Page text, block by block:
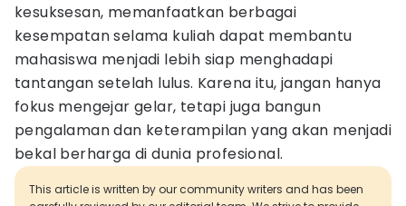
kesuksesan, memanfaatkan berbagai
kesempatan selama kuliah dapat membantu
mahasiswa menjadi lebih siap menghadapi
tantangan setelah lulus. Karena itu, jangan hanya
fokus mengejar gelar, tetapi juga bangun
pengalaman dan keterampilan yang akan menjadi
bekal berharga di dunia profesional.
This article is written by our community writers and has been